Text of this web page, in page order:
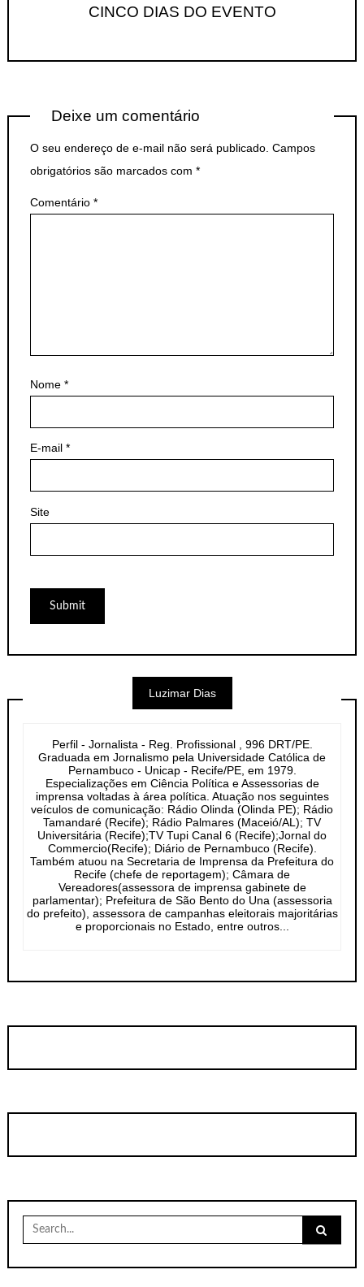
CINCO DIAS DO EVENTO
Deixe um comentário
O seu endereço de e-mail não será publicado. Campos
obrigatórios são marcados com *
Comentário *
Nome *
E-mail *
Site
Luzimar Dias
Perfil - Jornalista - Reg. Profissional , 996 DRT/PE.
Graduada em Jornalismo pela Universidade Católica de
Pernambuco - Unicap - Recife/PE, em 1979.
Especializações em Ciência Política e Assessorias de
imprensa voltadas à área política. Atuação nos seguintes
veículos de comunicação: Rádio Olinda (Olinda PE); Rádio
Tamandaré (Recife); Rádio Palmares (Maceió/AL); TV
Universitária (Recife);TV Tupi Canal 6 (Recife);Jornal do
Commercio(Recife); Diário de Pernambuco (Recife).
Também atuou na Secretaria de Imprensa da Prefeitura do
Recife (chefe de reportagem); Câmara de
Vereadores(assessora de imprensa gabinete de
parlamentar); Prefeitura de São Bento do Una (assessoria
do prefeito), assessora de campanhas eleitorais majoritárias
e proporcionais no Estado, entre outros...
Search
for: